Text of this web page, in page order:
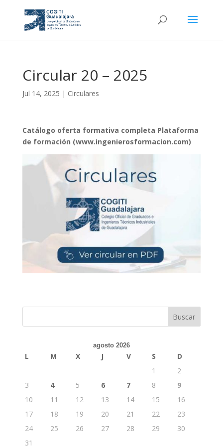
Circular 20 – 2025
Jul 14, 2025 | Circulares
Catálogo oferta formativa completa Plataforma
de formación (www.ingenierosformacion.com)
Buscar
agosto 2026
L M X J V S
D
1
2
3
4 5 6 7 8
9
10
11 12 13 14 15
16
17
18 19 20 21 22
23
24
25 26 27 28 29
30
31